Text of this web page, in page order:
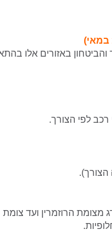
באזורים אלו
מדורג מצומת הרוזמרין ועד צומת